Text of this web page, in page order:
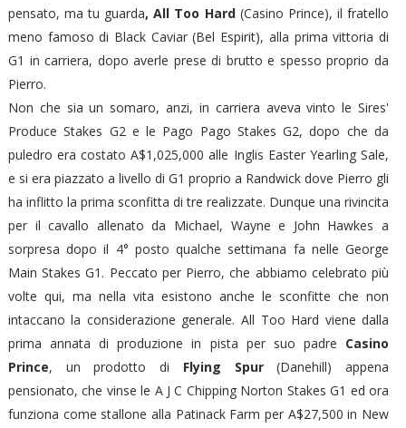
pensato, ma tu guarda, All Too Hard(Casino Prince), il fratello
meno famoso di Black Caviar (Bel Espirit), alla prima vittoria di
G1 in carriera, dopo averle prese di brutto e spesso proprio da
Pierro.
Non che sia un somaro, anzi, in carriera aveva vinto le Sires'
Produce Stakes G2 e le Pago Pago Stakes G2, dopo che da
puledro era costato A$1,025,000 alle Inglis Easter Yearling Sale,
e si era piazzato a livello di G1 proprio a Randwick dove Pierro gli
ha inflitto la prima sconfitta di tre realizzate. Dunque una rivincita
per il cavallo allenato da Michael, Wayne e John Hawkes a
sorpresa dopo il 4° posto qualche settimana fa nelle George
Main Stakes G1. Peccato per Pierro, che abbiamo celebrato più
volte qui, ma nella vita esistono anche le sconfitte che non
intaccano la considerazione generale. All Too Hard viene dalla
prima annata di produzione in pista per suo padre Casino
Prince, un prodotto di Flying Spur(Danehill) appena
pensionato, che vinse le A J C Chipping Norton Stakes G1 ed ora
funziona come stallone alla Patinack Farm per A$27,500 in New